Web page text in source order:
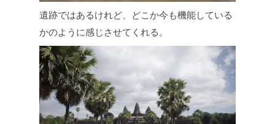
遺跡ではあるけれど、どこか今も機能している
かのように感じさせてくれる。